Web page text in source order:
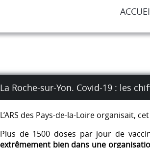
La Roche-sur-Yon. Covid-19 : les
L’ARS des Pays-de-la-Loire organisait,
Plus de 1500 doses par jour de
extrêmement bien dans une